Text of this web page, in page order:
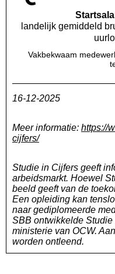
landelijk gemiddeld
Vakbekwaam
16-12-2025
Meer informatie: https://
cijfers/
Studie in Cijfers geeft
arbeidsmarkt. Hoewel
beeld geeft van de
Een opleiding kan
naar gediplomeerde
SBB ontwikkelde
ministerie van OCW.
worden ontleend.